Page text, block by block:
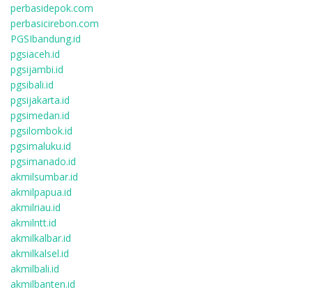
perbasidepok.com
perbasicirebon.com
PGSIbandung.id
pgsiaceh.id
pgsijambi.id
pgsibali.id
pgsijakarta.id
pgsimedan.id
pgsilombok.id
pgsimaluku.id
pgsimanado.id
akmilsumbar.id
akmilpapua.id
akmilriau.id
akmilntt.id
akmilkalbar.id
akmilkalsel.id
akmilbali.id
akmilbanten.id